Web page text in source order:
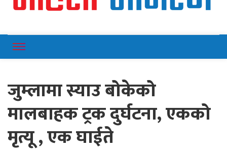
Mahilajagaran
जुम्लामा स्याउ बोकेको
मालबाहक ट्रक दुर्घटना, एकको
मृत्यू , एक घाईते